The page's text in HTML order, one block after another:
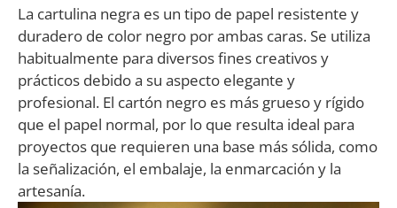
La cartulina negra es un tipo de papel resistente y
duradero de color negro por ambas caras. Se utiliza
habitualmente para diversos fines creativos y
prácticos debido a su aspecto elegante y
profesional. El cartón negro es más grueso y rígido
que el papel normal, por lo que resulta ideal para
proyectos que requieren una base más sólida, como
la señalización, el embalaje, la enmarcación y la
artesanía.